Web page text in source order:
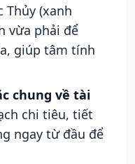
Thủy (xanh
vừa phải để
giúp tâm tính
chung về tài
chi tiêu, tiết
ngay từ đầu để